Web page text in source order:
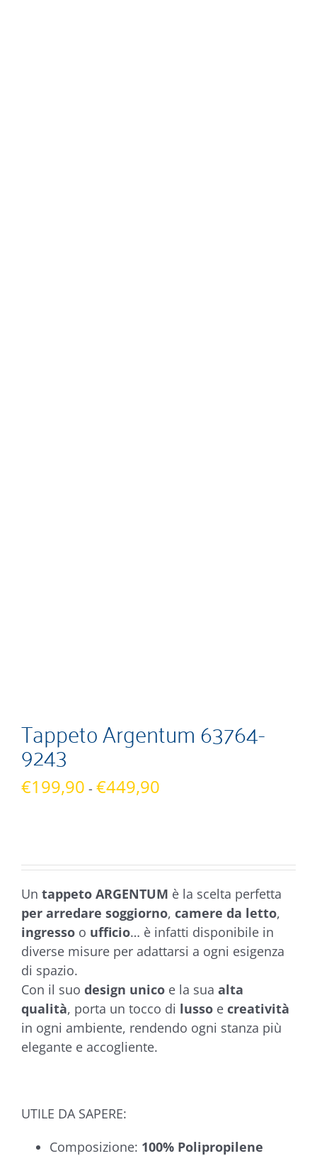
Tappeto Argentum 63764-
9243
€199,90 - €449,90
€449,90
Un tappeto ARGENTUM è la scelta perfetta
per arredare soggiorno, camere da letto,
ingresso o ufficio… è infatti disponibile in
diverse misure per adattarsi a ogni esigenza
di spazio.
Con il suo design unico e la sua alta
qualità, porta un tocco di lusso e creatività
in ogni ambiente, rendendo ogni stanza più
elegante e accogliente.
UTILE DA SAPERE:
Composizione: 100% Polipropilene